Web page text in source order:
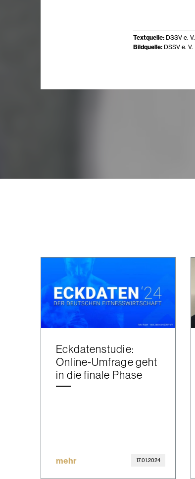
Textquelle: DSSV e. V.
Bildquelle: DSSV e. V.
Eckdatenstudie:
Online-Umfrage geht
in die finale Phase
mehr 17.01.2024